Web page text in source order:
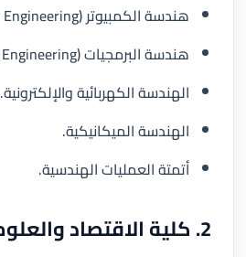
هندسة الكمبيوتر (Computer Engineering).
هندسة البرمجيات (Software Engineering).
الهندسة الكهربائية والإلكترونية.
الهندسة الميكانيكية.
أتمتة العمليات الهندسية.
2. كلية الاقتصاد والعلوم الإدارية